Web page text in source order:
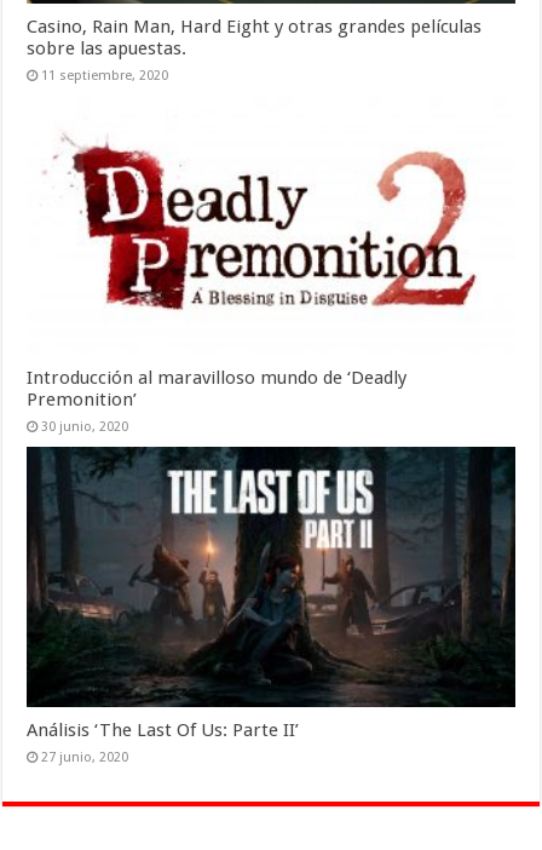
Casino, Rain Man, Hard Eight y otras grandes películas
sobre las apuestas.
11 septiembre, 2020
Introducción al maravilloso mundo de ‘Deadly
Premonition’
30 junio, 2020
Análisis ‘The Last Of Us: Parte II’
27 junio, 2020